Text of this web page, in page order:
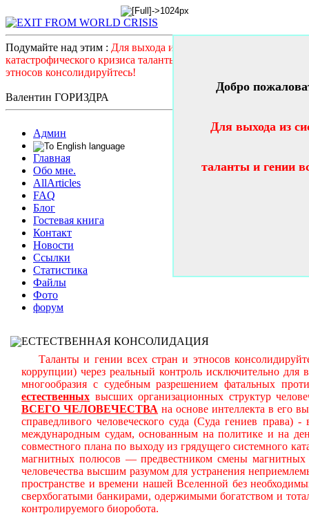
Подумайте над этим : Для выхода из системного
катастрофического кризиса таланты и гении всех стран и
этносов консолидируйтесь!
Валентин ГОРИЗДРА
Админ
Главная
Обо мне.
AllArticles
FAQ
Блог
Гостевая книга
Контакт
Новости
Ссылки
Статистика
Файлы
Фото
форум
ЕСТЕСТВЕННАЯ КОНСОЛИДАЦИЯ
Таланты и гении всех стран и этносов
коррупции) через реальный контроль исключительно
многообразия с судебным разрешением фатальных
естественных высших организационных структур
ВСЕГО ЧЕЛОВЕЧЕСТВА на основе интеллекта в его
справедливого человеческого суда (Суда гениев
международным судам, основанным на политике и на
совместного плана по выходу из грядущего системного
магнитных полюсов — предвестником смены магнитных
человечества высшим разумом для устранения
пространстве и времени нашей Вселенной без
сверхбогатыми банкирами, одержимыми богатством и
контролируемого биоробота.
Добро
Для выхода из
таланты и гении